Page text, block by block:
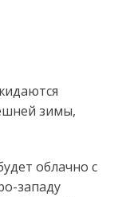
зимы,
облачно с
западу